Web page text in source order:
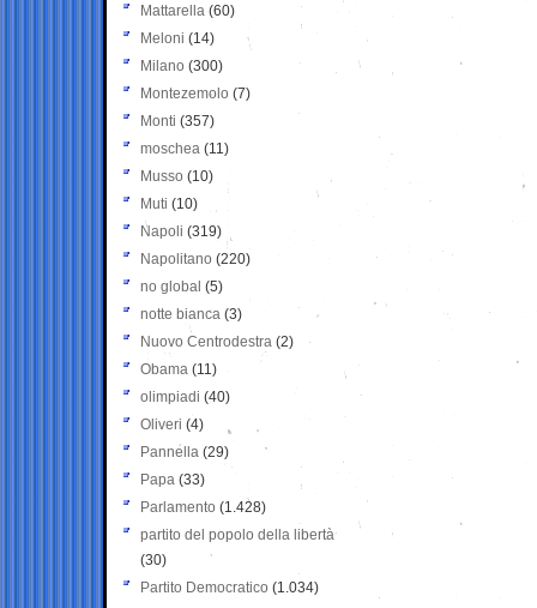
Mattarella (60)
Meloni (14)
Milano (300)
Montezemolo (7)
Monti (357)
moschea (11)
Musso (10)
Muti (10)
Napoli (319)
Napolitano (220)
no global (5)
notte bianca (3)
Nuovo Centrodestra (2)
Obama (11)
olimpiadi (40)
Oliveri (4)
Pannella (29)
Papa (33)
Parlamento (1.428)
partito del popolo della libertà
(30)
Partito Democratico (1.034)